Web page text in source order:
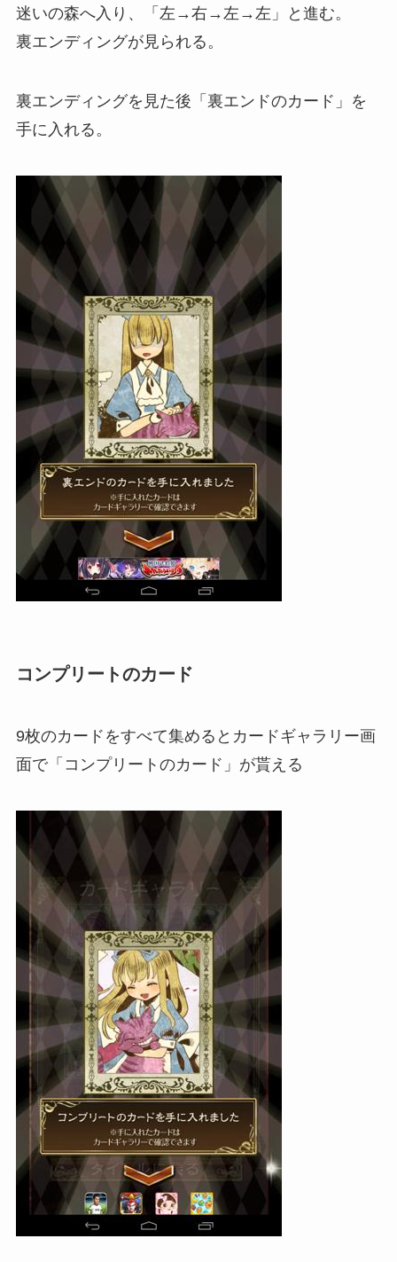
迷いの森へ入り、「左→右→左→左」と進む。
裏エンディングが見られる。
裏エンディングを見た後「裏エンドのカード」を
手に入れる。
コンプリートのカード
9枚のカードをすべて集めるとカードギャラリー画
面で「コンプリートのカード」が貰える